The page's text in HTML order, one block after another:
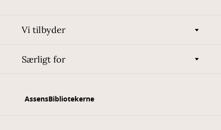
Vi tilbyder
Særligt for
AssensBibliotekerne